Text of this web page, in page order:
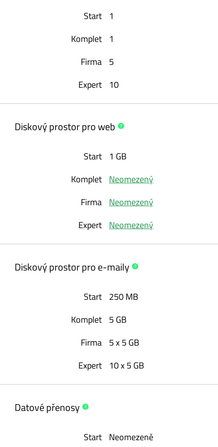
1
1
5
10
Diskový prostor proweb
1 GB
Neomezený
Neomezený
Neomezený
Diskový prostor proe-maily
250 MB
5 GB
5 x 5 GB
10 x 5 GB
Datovépřenosy
Neomezeně